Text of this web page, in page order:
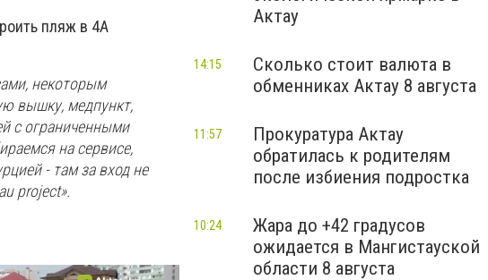
пляж в 4А
некоторым
вышку, медпункт,
с ограниченными
на сервисе,
- там за вход не
project».
Актау
Сколько стоит валюта в
обменниках Актау 8 августа
14:15
Прокуратура Актау
обратилась к родителям
после избиения подростка
11:57
Жара до +42 градусов
ожидается в Мангистауской
области 8 августа
10:24